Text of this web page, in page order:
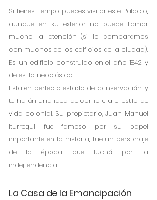
Si tienes tiempo puedes visitar este Palacio,
aunque en su exterior no puede llamar
mucho la atención (si lo comparamos
con muchos de los edificios de la ciudad).
Es un edificio construido en el año 1842 y
de estilo neoclásico.
Esta en perfecto estado de conservación, y
te harán una idea de como era el estilo de
vida colonial. Su propietario, Juan Manuel
Iturregui fue famoso por su papel
importante en la historia, fue un personaje
de la época que luchó por la
independencia.
La Casa de la Emancipación